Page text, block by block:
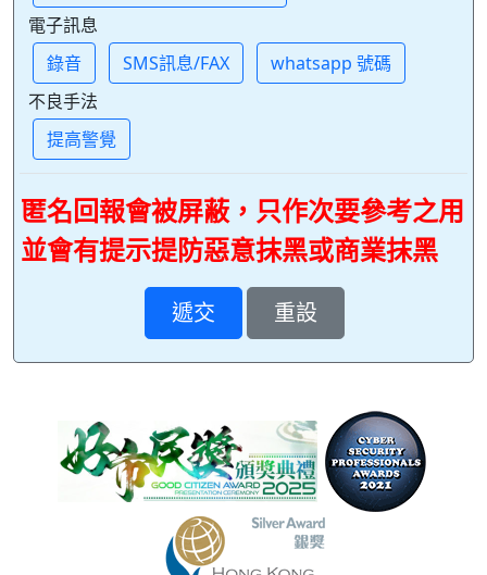
電子訊息
錄音
SMS訊息/FAX
whatsapp 號碼
不良手法
提高警覺
匿名回報會被屏蔽，只作次要參考之用
並會有提示提防惡意抹黑或商業抹黑